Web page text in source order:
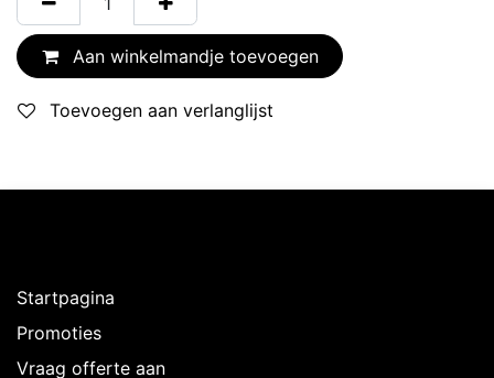
Aan winkelmandje toevoegen
Toevoegen aan verlanglijst
Startpagina
Promoties
Vraag offerte aan